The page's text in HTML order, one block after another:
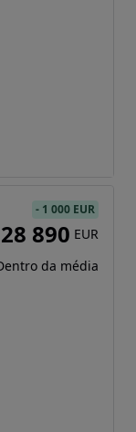
- 1 000 EUR
28 890 EUR
da média